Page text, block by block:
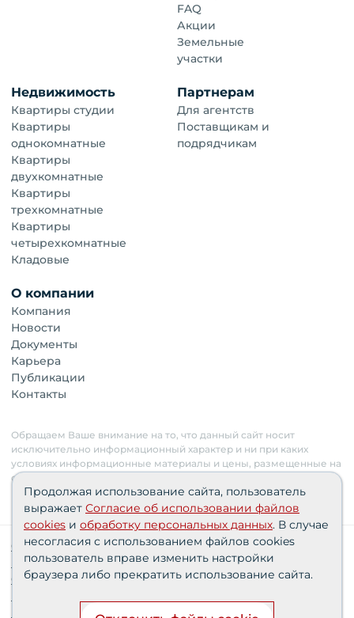
FAQ
Акции
Земельные
участки
Недвижимость
Квартиры студии
Квартиры
однокомнатные
Квартиры
двухкомнатные
Квартиры
трехкомнатные
Квартиры
четырехкомнатные
Кладовые
Партнерам
Для агентств
Поставщикам и
подрядчикам
О компании
Компания
Новости
Документы
Карьера
Публикации
Контакты
Обращаем Ваше внимание на то, что данный сайт носит
исключительно информационный характер и ни при каких
условиях информационные материалы и цены, размещенные на
сайте, не являются публичной офертой. Застройщик имеет
право изменять стоимость объектов.
Сведения о реализуемых требованиях к защите
персональных данных АО «СЗ «Партнер‑Строй»»
Согласия пользователей
Политика персональных данных
Продолжая использование сайта, пользователь
выражает Согласие об использовании файлов
cookies и обработку персональных данных. В случае
несогласия с использованием файлов cookies
пользователь вправе изменить настройки
браузера либо прекратить использование сайта.